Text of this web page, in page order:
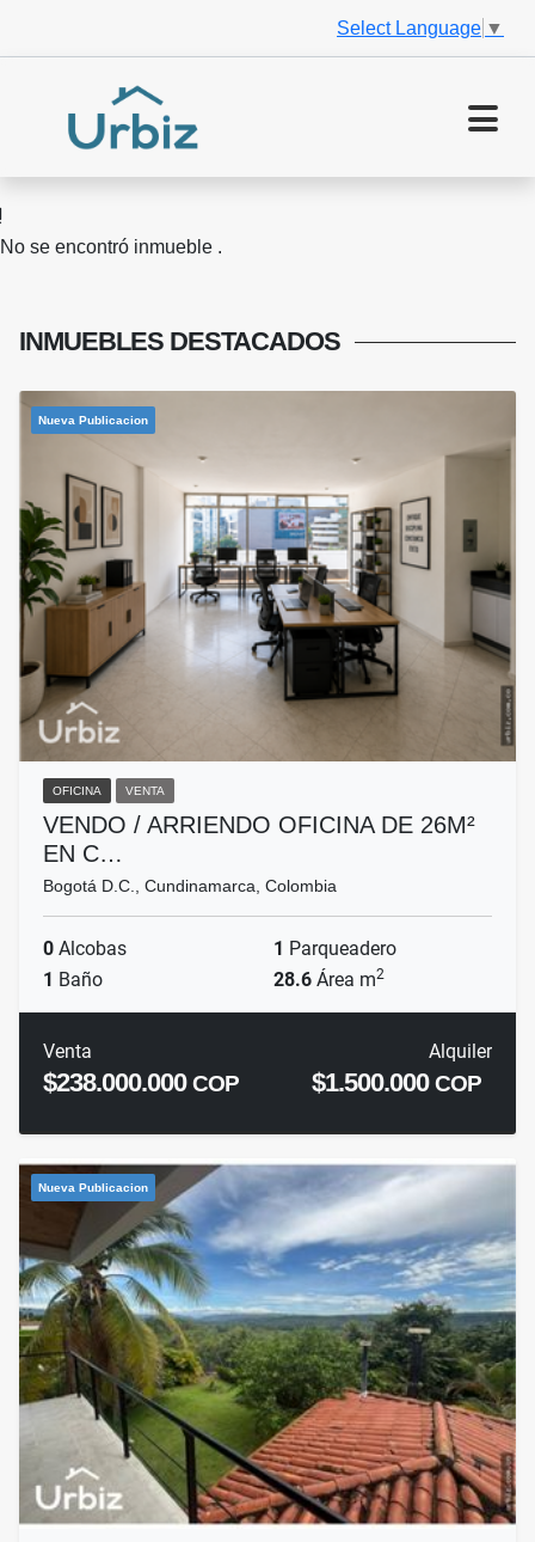
Select Language ▼
No se encontró inmueble .
INMUEBLES DESTACADOS
Nueva Publicacion
OFICINA VENTA
VENDO / ARRIENDO OFICINA DE 26M²
EN C…
Bogotá D.C., Cundinamarca, Colombia
0 Alcobas 1 Parqueadero
1 Baño 28.6 Área m2
Venta
$238.000.000COP
Alquiler
$1.500.000COP
Nueva Publicacion